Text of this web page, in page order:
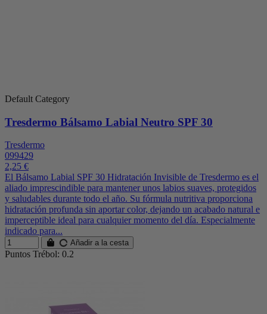
Default Category
Tresdermo Bálsamo Labial Neutro SPF 30
Tresdermo
099429
2,25 €
El Bálsamo Labial SPF 30 Hidratación Invisible de Tresdermo es el
aliado imprescindible para mantener unos labios suaves, protegidos
y saludables durante todo el año. Su fórmula nutritiva proporciona
hidratación profunda sin aportar color, dejando un acabado natural e
imperceptible ideal para cualquier momento del día. Especialmente
indicado para...
Añadir a la cesta
Puntos Trébol: 0.2